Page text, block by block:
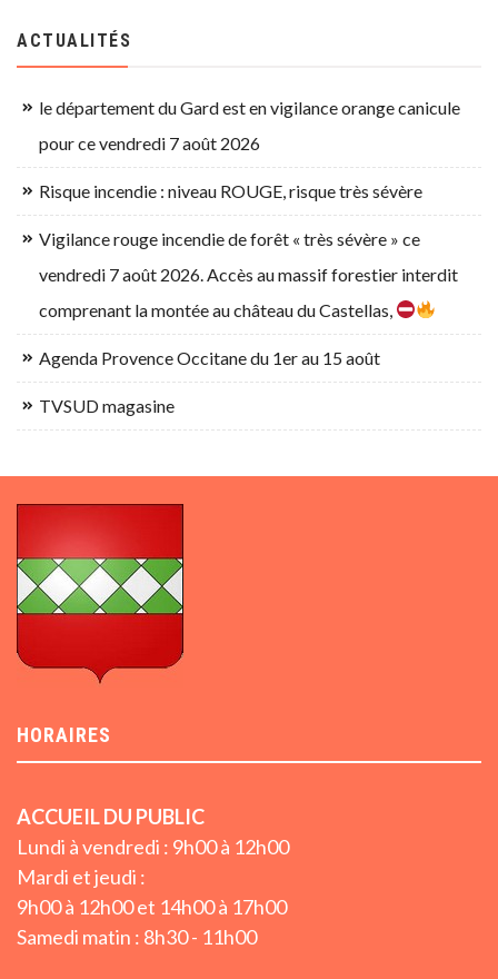
ACTUALITÉS
le département du Gard est en vigilance orange canicule
pour ce vendredi 7 août 2026
Risque incendie : niveau ROUGE, risque très sévère
Vigilance rouge incendie de forêt « très sévère » ce
vendredi 7 août 2026. Accès au massif forestier interdit
comprenant la montée au château du Castellas,
Agenda Provence Occitane du 1er au 15 août
TVSUD magasine
HORAIRES
ACCUEIL DU PUBLIC
Lundi à vendredi : 9h00 à 12h00
Mardi et jeudi :
9h00 à 12h00 et 14h00 à 17h00
Samedi matin : 8h30 - 11h00